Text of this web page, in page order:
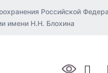
Российской
имени Н.Н. Блохина